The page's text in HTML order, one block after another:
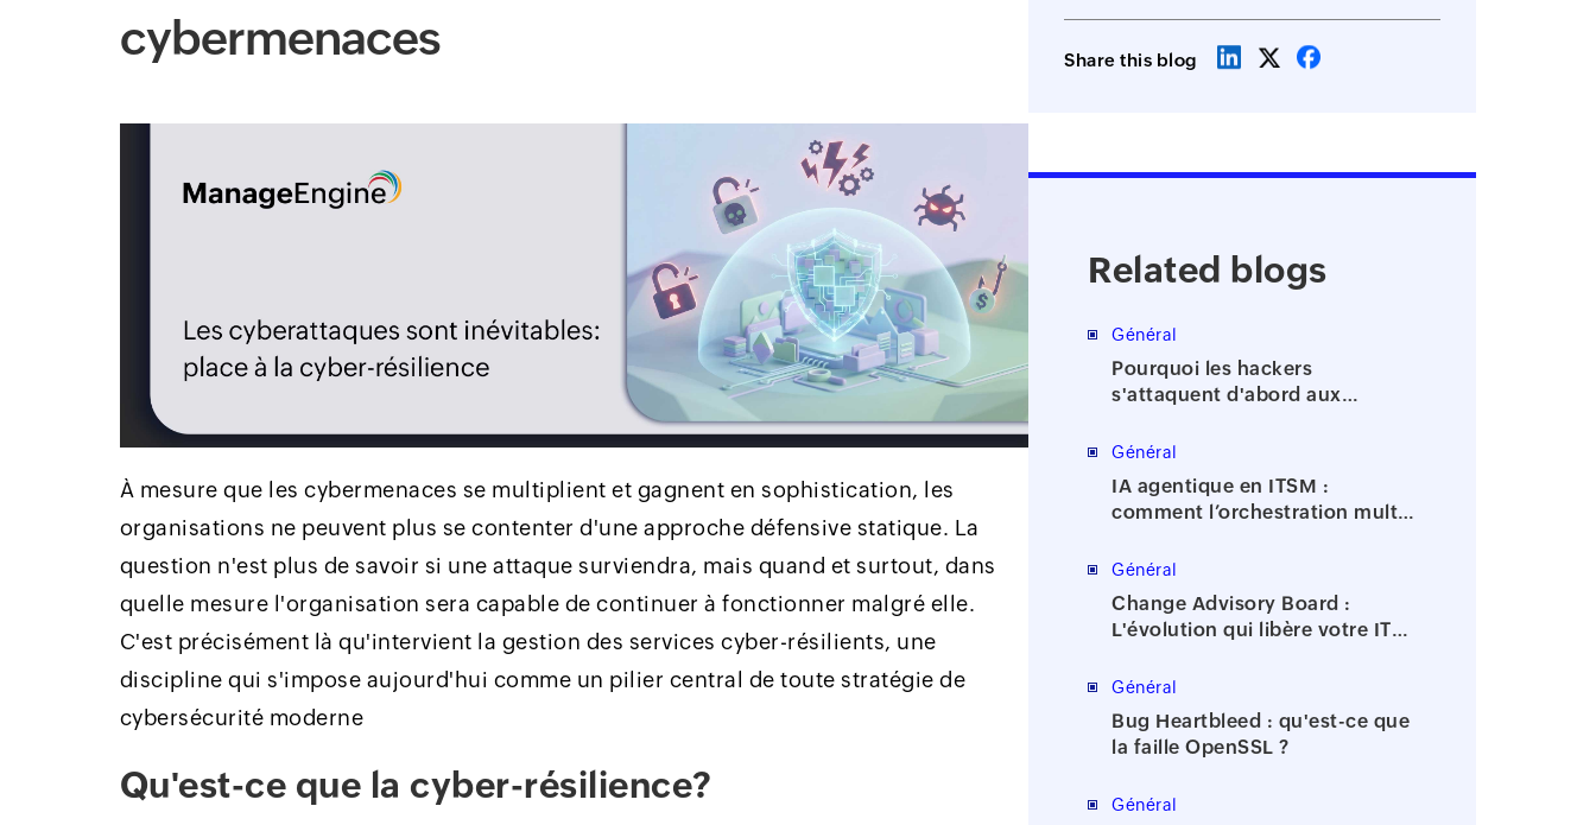
cybermenaces
À mesure que les cybermenaces se multiplient et gagnent en sophistication, les
organisations ne peuvent plus se contenter d'une approche défensive statique. La
question n'est plus de savoir si une attaque surviendra, mais quand et surtout, dans
quelle mesure l'organisation sera capable de continuer à fonctionner malgré elle.
C'est précisément là qu'intervient la gestion des services cyber-résilients, une
discipline qui s'impose aujourd'hui comme un pilier central de toute stratégie de
cybersécurité moderne
Qu'est-ce que la cyber-résilience?
Share this blog
Related blogs
Général
Pourquoi les hackers
s'attaquent d'abord aux
Général
IA agentique en ITSM :
comment l’orchestration multi-
des incidents
Général
Change Advisory Board :
L'évolution qui libère votre IT
Général
Bug Heartbleed : qu'est-ce que
la faille OpenSSL ?
Général